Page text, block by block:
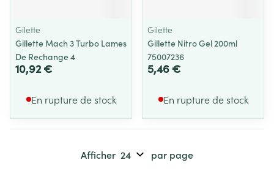
Gilette
Gillette Mach 3 Turbo Lames
De Rechange 4
10,92 €
En rupture de stock
Gilette
Gillette Nitro Gel 200ml
75007236
5,46 €
En rupture de stock
Afficher par page